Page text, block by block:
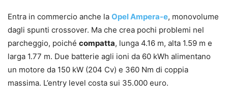
Entra in commercio anche la Opel Ampera-e, monovolume
dagli spunti crossover. Ma che crea pochi problemi nel
parcheggio, poiché compatta, lunga 4.16 m, alta 1.59 m e
larga 1.77 m. Due batterie agli ioni da 60 kWh alimentano
un motore da 150 kW (204 Cv) e 360 Nm di coppia
massima. L’entry level costa sui 35.000 euro.